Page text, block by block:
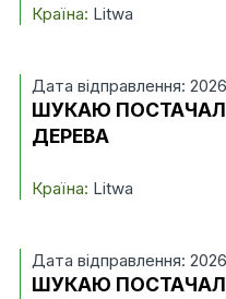
Країна: Litwa
Дата відправлення:
ШУКАЮ
ДЕРЕВА
Країна: Litwa
Дата відправлення:
ШУКАЮ